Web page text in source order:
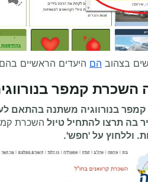
בצהוב הם היעדים הראשיים
השכרת קמפר
בנורווגיה משתנה בהתאם
בה תרצו להתחיל טיול השכרת
וללחוץ על 'חפש'.